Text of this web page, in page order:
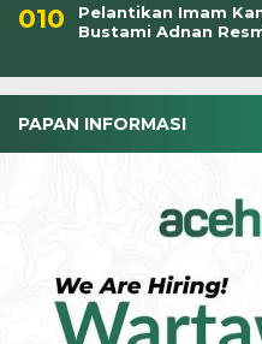
Pelantikan Imam
Bustami Adnan
PAPAN INFORMASI